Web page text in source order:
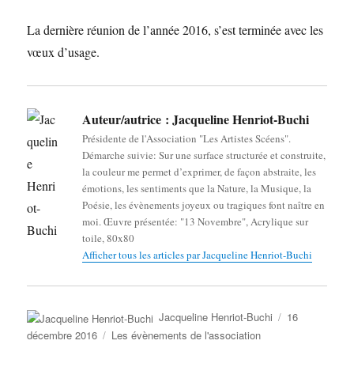
La dernière réunion de l’année 2016, s’est terminée avec les
vœux d’usage.
Auteur/autrice : Jacqueline Henriot-Buchi
Présidente de l'Association "Les Artistes Scéens".
Démarche suivie: Sur une surface structurée et construite,
la couleur me permet d’exprimer, de façon abstraite, les
émotions, les sentiments que la Nature, la Musique, la
Poésie, les évènements joyeux ou tragiques font naître en
moi. Œuvre présentée: "13 Novembre", Acrylique sur
toile, 80x80
Afficher tous les articles par Jacqueline Henriot-Buchi
Auteur
Jacqueline Henriot-Buchi
Publié
16
décembre 2016
Catégories
Les évènements de l'association